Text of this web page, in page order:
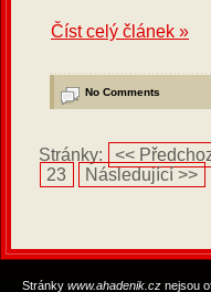
Číst celý článek »
No Comments
Stránky: <<
23
Následující >>
Stránky www.ahadenik.cz nejsou